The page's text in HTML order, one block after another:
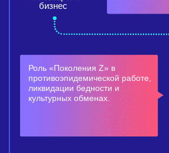
бизнес
Роль «Поколения Z» в
противоэпидемической работе,
ликвидации бедности и
культурных обменах.